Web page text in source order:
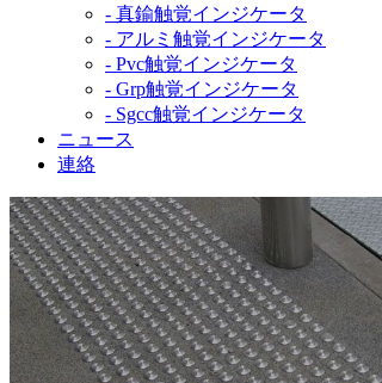
- 真鍮触覚インジケータ
- アルミ触覚インジケータ
- Pvc触覚インジケータ
- Grp触覚インジケータ
- Sgcc触覚インジケータ
ニュース
連絡